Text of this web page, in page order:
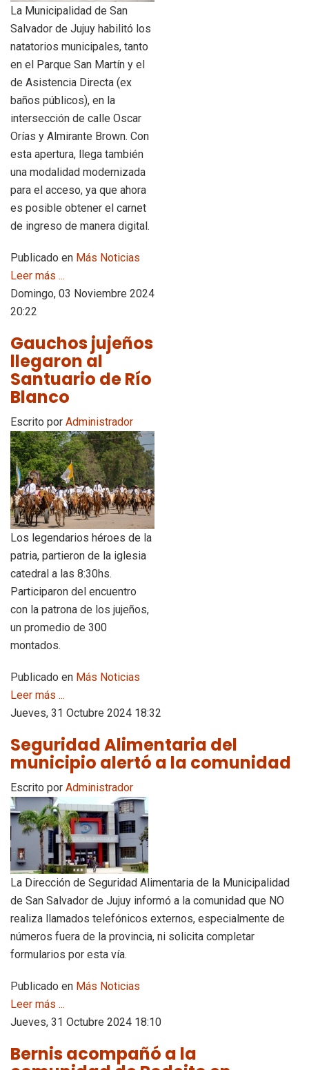
La Municipalidad de San
Salvador de Jujuy habilitó los
natatorios municipales, tanto
en el Parque San Martín y el
de Asistencia Directa (ex
baños públicos), en la
intersección de calle Oscar
Orías y Almirante Brown. Con
esta apertura, llega también
una modalidad modernizada
para el acceso, ya que ahora
es posible obtener el carnet
de ingreso de manera digital.
Publicado en Más Noticias
Leer más ...
Domingo, 03 Noviembre 2024
20:22
Gauchos jujeños
llegaron al
Santuario de Río
Blanco
Escrito por Administrador
Los legendarios héroes de la
patria, partieron de la iglesia
catedral a las 8:30hs.
Participaron del encuentro
con la patrona de los jujeños,
un promedio de 300
montados.
Publicado en Más Noticias
Leer más ...
Jueves, 31 Octubre 2024 18:32
Seguridad Alimentaria del
municipio alertó a la comunidad
Escrito por Administrador
La Dirección de Seguridad Alimentaria de la Municipalidad
de San Salvador de Jujuy informó a la comunidad que NO
realiza llamados telefónicos externos, especialmente de
números fuera de la provincia, ni solicita completar
formularios por esta vía.
Publicado en Más Noticias
Leer más ...
Jueves, 31 Octubre 2024 18:10
Bernis acompañó a la